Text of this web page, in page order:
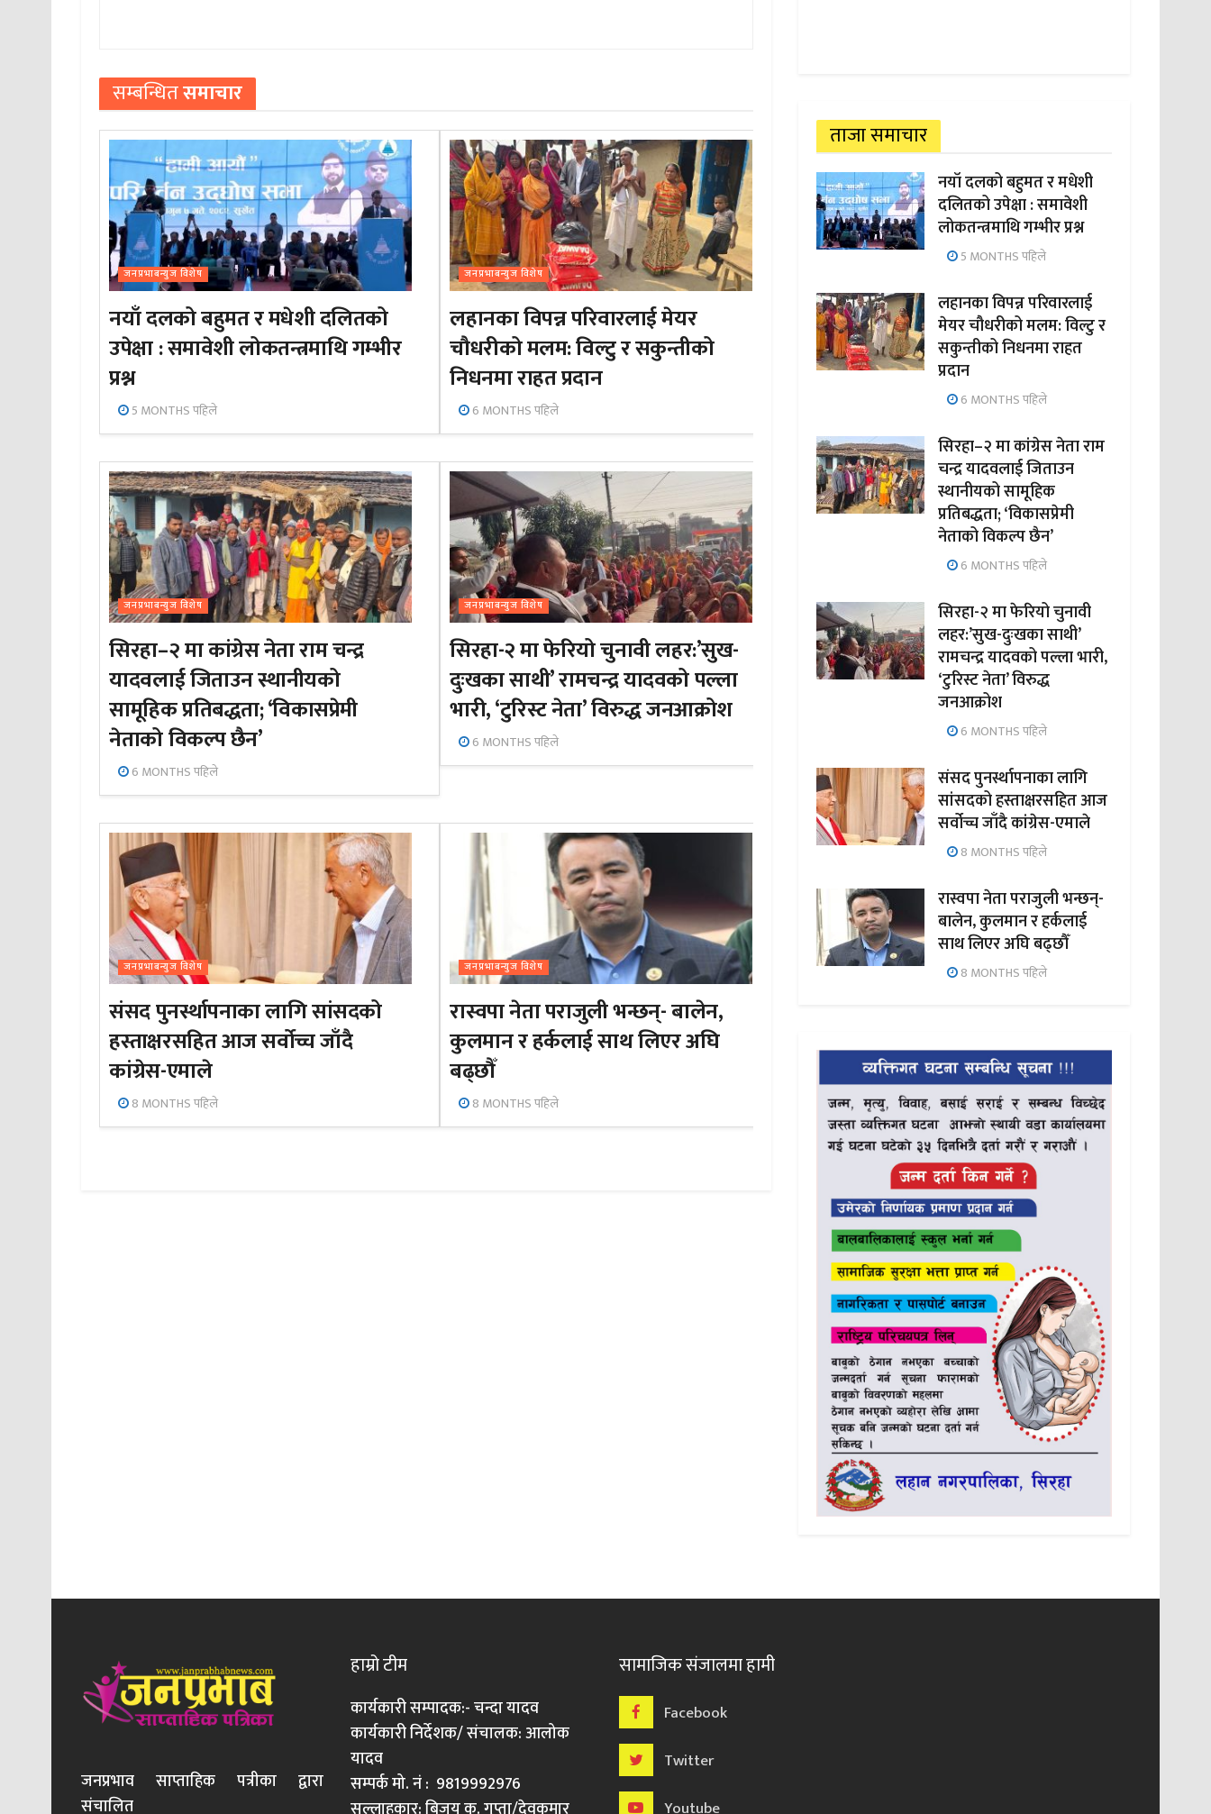
सम्बन्धितसमाचार
जनप्रभाबन्युज विशेष
नयाँ दलको बहुमत र मधेशी दलितको
उपेक्षा : समावेशी लोकतन्त्रमाथि गम्भीर
प्रश्न
5 MONTHS पहिले
जनप्रभाबन्युज विशेष
लहानका विपन्न परिवारलाई मेयर
चौधरीको मलम: विल्टु र सकुन्तीको
निधनमा राहत प्रदान
6 MONTHS पहिले
जनप्रभाबन्युज विशेष
सिरहा–२ मा कांग्रेस नेता राम चन्द्र
यादवलाई जिताउन स्थानीयको
सामूहिक प्रतिबद्धता; ‘विकासप्रेमी
नेताको विकल्प छैन’
6 MONTHS पहिले
जनप्रभाबन्युज विशेष
सिरहा-२ मा फेरियो चुनावी लहर:’सुख-
दुःखका साथी’ रामचन्द्र यादवको पल्ला
भारी, ‘टुरिस्ट नेता’ विरुद्ध जनआक्रोश
6 MONTHS पहिले
जनप्रभाबन्युज विशेष
संसद पुनर्स्थापनाका लागि सांसदको
हस्ताक्षरसहित आज सर्वोच्च जाँदै
कांग्रेस-एमाले
8 MONTHS पहिले
जनप्रभाबन्युज विशेष
रास्वपा नेता पराजुली भन्छन्- बालेन,
कुलमान र हर्कलाई साथ लिएर अघि
बढ्छौँ
8 MONTHS पहिले
ताजा समाचार
नयाँ दलको बहुमत र मधेशी
दलितको उपेक्षा : समावेशी
लोकतन्त्रमाथि गम्भीर प्रश्न
5 MONTHS पहिले
लहानका विपन्न परिवारलाई
मेयर चौधरीको मलम: विल्टु र
सकुन्तीको निधनमा राहत
प्रदान
6 MONTHS पहिले
सिरहा–२ मा कांग्रेस नेता राम
चन्द्र यादवलाई जिताउन
स्थानीयको सामूहिक
प्रतिबद्धता; ‘विकासप्रेमी
नेताको विकल्प छैन’
6 MONTHS पहिले
सिरहा-२ मा फेरियो चुनावी
लहर:’सुख-दुःखका साथी’
रामचन्द्र यादवको पल्ला भारी,
‘टुरिस्ट नेता’ विरुद्ध
जनआक्रोश
6 MONTHS पहिले
संसद पुनर्स्थापनाका लागि
सांसदको हस्ताक्षरसहित आज
सर्वोच्च जाँदै कांग्रेस-एमाले
8 MONTHS पहिले
रास्वपा नेता पराजुली भन्छन्-
बालेन, कुलमान र हर्कलाई
साथ लिएर अघि बढ्छौँ
8 MONTHS पहिले
जनप्रभाव साप्ताहिक पत्रीका द्वारा
संचालित
हाम्रो टीम
कार्यकारी सम्पादक:- चन्दा यादव
कार्यकारी निर्देशक/ संचालक: आलोक
यादव
सम्पर्क मो. नं : 9819992976
सामाजिक संजालमा हामी
Facebook
Twitter
Youtube